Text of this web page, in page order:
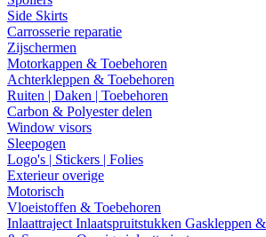
Side Skirts
Carrosserie reparatie
Zijschermen
Motorkappen & Toebehoren
Achterkleppen & Toebehoren
Ruiten | Daken | Toebehoren
Carbon & Polyester delen
Window visors
Sleepogen
Logo's | Stickers | Folies
Exterieur overige
Motorisch
Vloeistoffen & Toebehoren
Inlaattraject Inlaatspruitstukken Gaskleppen